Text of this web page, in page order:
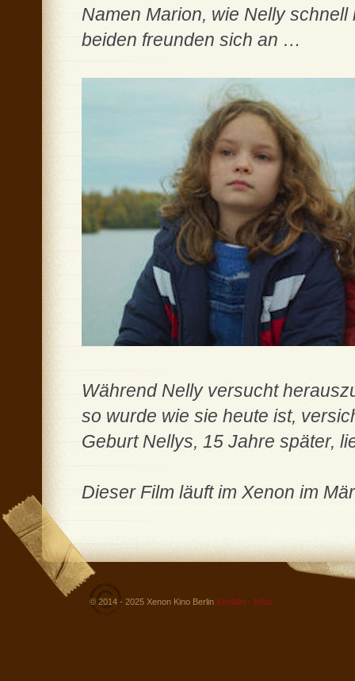
Namen Marion, wie Nelly
beiden freunden sich an …
Während Nelly versucht
so wurde wie sie heute ist,
Geburt Nellys, 15 Jahre später,
Dieser Film läuft im Xenon im
© 2014 - 2025 Xenon Kino Berlin Kontakt - Infos